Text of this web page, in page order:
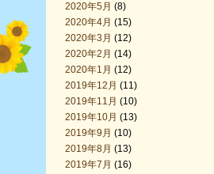
2020年5月 (8)
2020年4月 (15)
2020年3月 (12)
2020年2月 (14)
2020年1月 (12)
2019年12月 (11)
2019年11月 (10)
2019年10月 (13)
2019年9月 (10)
2019年8月 (13)
2019年7月 (16)